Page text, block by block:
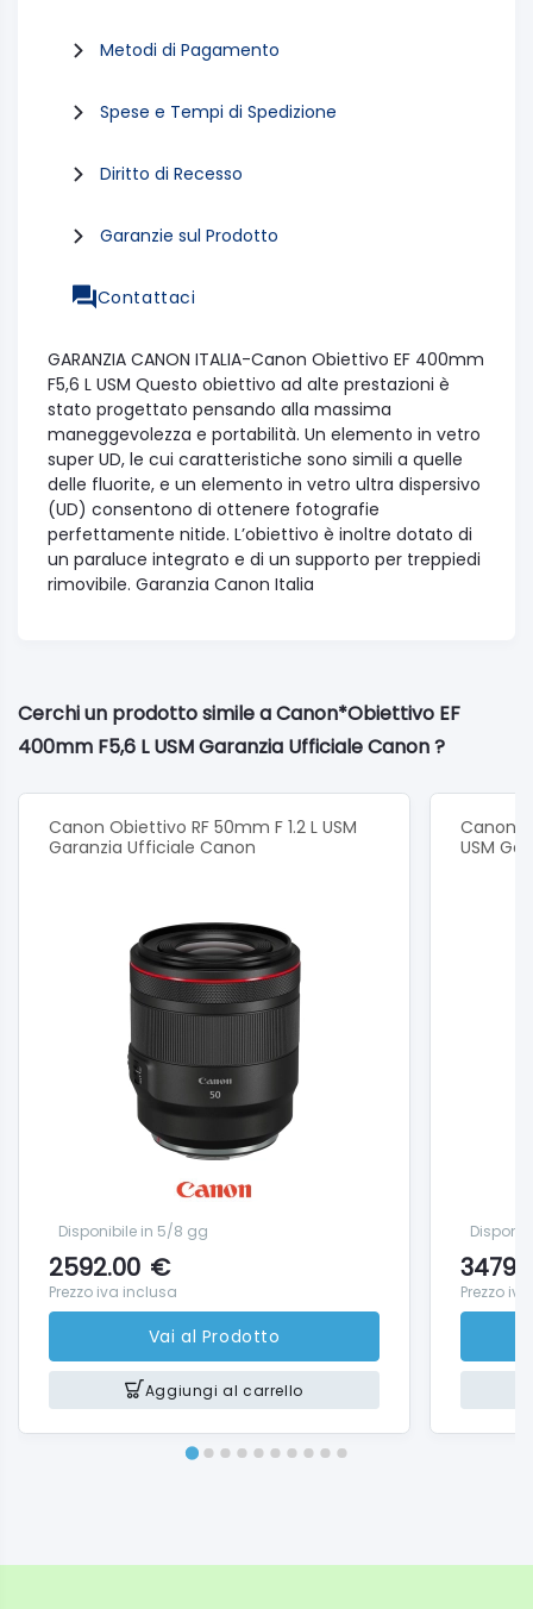
Metodi di Pagamento
Spese e Tempi di Spedizione
Diritto di Recesso
Garanzie sul Prodotto
Contattaci
GARANZIA CANON ITALIA-Canon Obiettivo EF 400mm
F5,6 L USM Questo obiettivo ad alte prestazioni è
stato progettato pensando alla massima
maneggevolezza e portabilità. Un elemento in vetro
super UD, le cui caratteristiche sono simili a quelle
delle fluorite, e un elemento in vetro ultra dispersivo
(UD) consentono di ottenere fotografie
perfettamente nitide. L’obiettivo è inoltre dotato di
un paraluce integrato e di un supporto per treppiedi
rimovibile. Garanzia Canon Italia
Cerchi un prodotto simile a Canon*Obiettivo EF
400mm F5,6 L USM Garanzia Ufficiale Canon ?
Canon Obiettivo RF 50mm F 1.2 L USM
Garanzia Ufficiale Canon
Disponibile in 5/8 gg
2592.00 €
Prezzo iva inclusa
Vai al Prodotto
Aggiungi al carrello
Canon
USM
Prezzo